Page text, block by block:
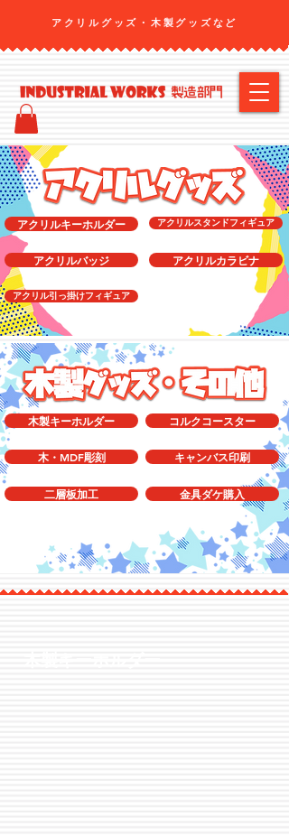
アクリルグッズ・​木製グッズなど
アクリルキーホルダー
アクリルバッジ
アクリルスタンドフィギュア
アクリルカラビナ
アクリル引っ掛けフィギュア
木製キーホルダー コルクコースター
木・MDF彫刻 キャンバス印刷
二層板加工 金具ダケ購入